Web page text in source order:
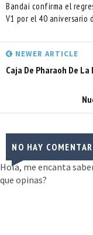
Bandai confirma el
V1 por el 40 aniversario
NEWER ARTICLE
Caja De Pharaoh De
NO HAY
Hola, me encanta
que opinas?